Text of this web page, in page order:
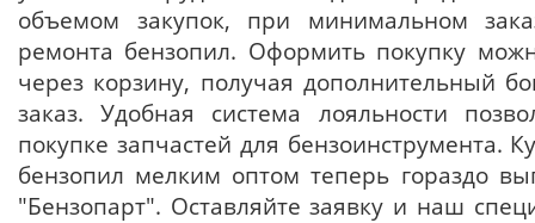
объемом закупок, при минимальном
ремонта бензопил. Оформить покупку
через корзину, получая дополнительный
заказ. Удобная система лояльности
покупке запчастей для бензоинструмента.
бензопил мелким оптом теперь гораздо
"Бензопарт". Оставляйте заявку и наш